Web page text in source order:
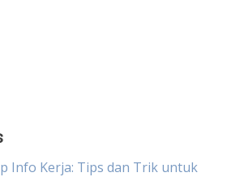
Info Kerja: Tips dan Trik untuk